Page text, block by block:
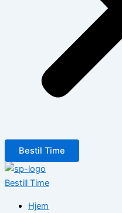
Bestil Time
Bestill Time
Hjem